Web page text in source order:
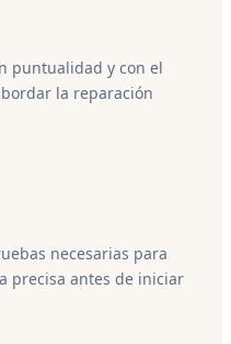
puntualidad y con el
la reparación
necesarias para
precisa antes de iniciar